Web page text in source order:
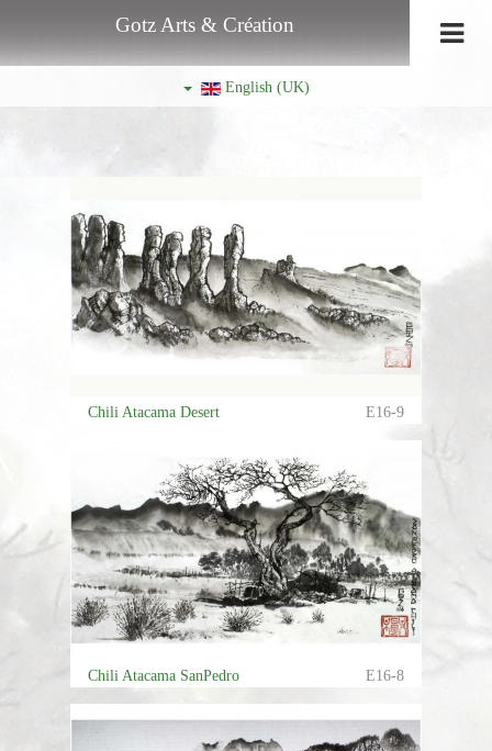
Gotz Arts & Création
English (UK)
Chili Atacama Desert E16-9
Chili Atacama SanPedro E16-8